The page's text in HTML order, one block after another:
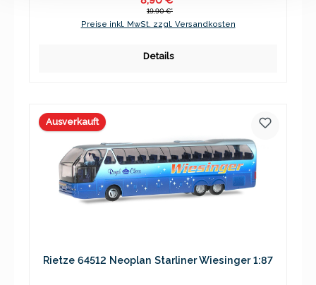
19,90 €*
Preise inkl. MwSt. zzgl. Versandkosten
Details
Ausverkauft
Rietze 64512 Neoplan Starliner Wiesinger 1:87